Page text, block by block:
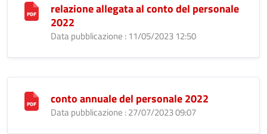
relazione allegata al conto del personale
2022
Data pubblicazione : 11/05/2023 12:50
conto annuale del personale 2022
Data pubblicazione : 27/07/2023 09:07